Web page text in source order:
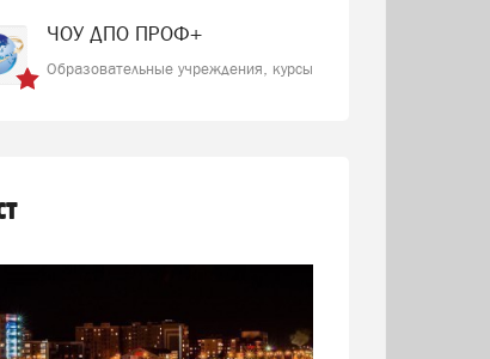
ЧОУ ДПО ПРОФ+
Образовательные учреждения, курсы